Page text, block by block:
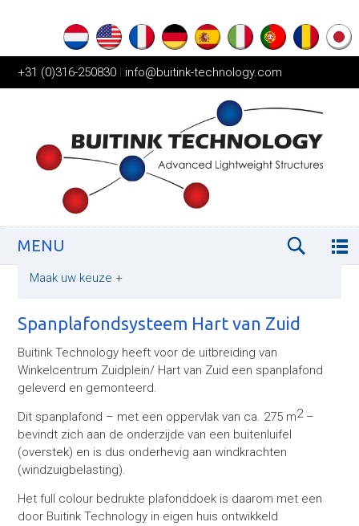
+31 (0)316-250830 | info@buitink-technology.com
MENU
Maak uw keuze +
Spanplafondsysteem Hart van Zuid
Buitink Technology heeft voor de uitbreiding van
Winkelcentrum Zuidplein/ Hart van Zuid een spanplafond
geleverd en gemonteerd.
Dit spanplafond – met een oppervlak van ca. 275 m2–
bevindt zich aan de onderzijde van een buitenluifel
(overstek) en is dus onderhevig aan windkrachten
(windzuigbelasting).
Het full colour bedrukte plafonddoek is daarom met een
door Buitink Technology in eigen huis ontwikkeld